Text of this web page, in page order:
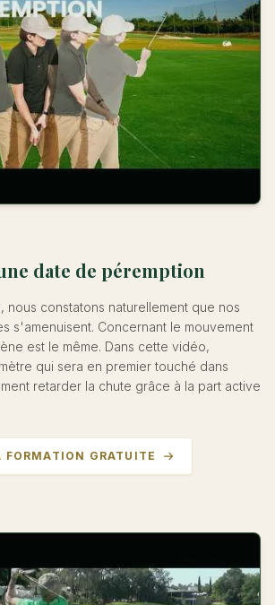
date de péremption
nous constatons naturellement que nos
s'amenuisent. Concernant le mouvement
est le même. Dans cette vidéo,
qui sera en premier touché dans
retarder la chute grâce à la part active
FORMATION GRATUITE